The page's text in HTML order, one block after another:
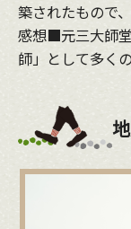
築されたもので
感想■元三大師
師」として多く